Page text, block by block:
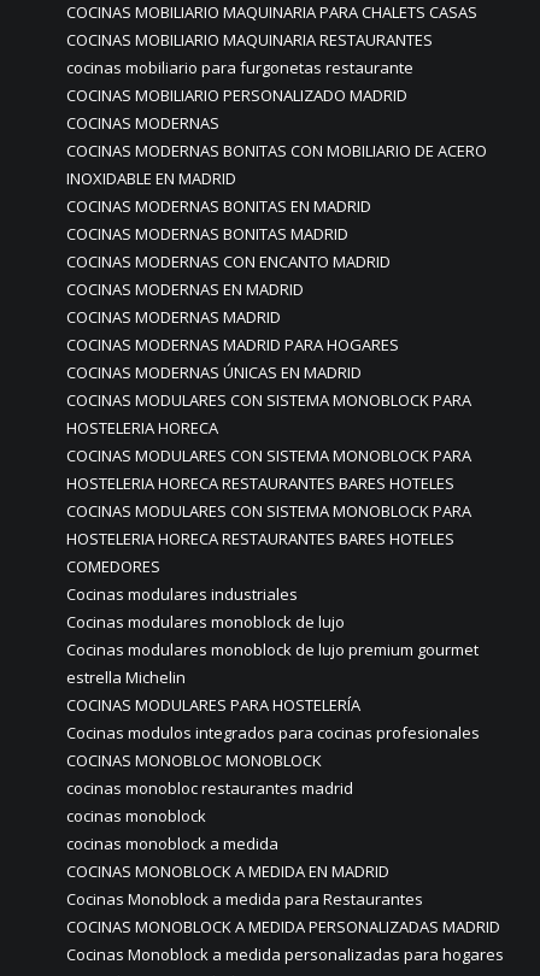
COCINAS MOBILIARIO MAQUINARIA PARA CHALETS CASAS
COCINAS MOBILIARIO MAQUINARIA RESTAURANTES
cocinas mobiliario para furgonetas restaurante
COCINAS MOBILIARIO PERSONALIZADO MADRID
COCINAS MODERNAS
COCINAS MODERNAS BONITAS CON MOBILIARIO DE ACERO
INOXIDABLE EN MADRID
COCINAS MODERNAS BONITAS EN MADRID
COCINAS MODERNAS BONITAS MADRID
COCINAS MODERNAS CON ENCANTO MADRID
COCINAS MODERNAS EN MADRID
COCINAS MODERNAS MADRID
COCINAS MODERNAS MADRID PARA HOGARES
COCINAS MODERNAS ÚNICAS EN MADRID
COCINAS MODULARES CON SISTEMA MONOBLOCK PARA
HOSTELERIA HORECA
COCINAS MODULARES CON SISTEMA MONOBLOCK PARA
HOSTELERIA HORECA RESTAURANTES BARES HOTELES
COCINAS MODULARES CON SISTEMA MONOBLOCK PARA
HOSTELERIA HORECA RESTAURANTES BARES HOTELES
COMEDORES
Cocinas modulares industriales
Cocinas modulares monoblock de lujo
Cocinas modulares monoblock de lujo premium gourmet
estrella Michelin
COCINAS MODULARES PARA HOSTELERÍA
Cocinas modulos integrados para cocinas profesionales
COCINAS MONOBLOC MONOBLOCK
cocinas monobloc restaurantes madrid
cocinas monoblock
cocinas monoblock a medida
COCINAS MONOBLOCK A MEDIDA EN MADRID
Cocinas Monoblock a medida para Restaurantes
COCINAS MONOBLOCK A MEDIDA PERSONALIZADAS MADRID
Cocinas Monoblock a medida personalizadas para hogares